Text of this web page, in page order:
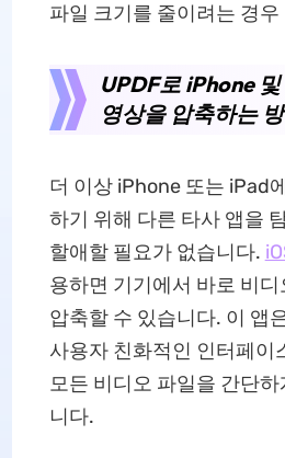
파일 크기를 줄이려는 경
UPDF로 iPhone
영상을 압축하는
더 이상 iPhone 또는 iPad
하기 위해 다른 타사 앱을
할애할 필요가 없습니다.
용하면 기기에서 바로 비
압축할 수 있습니다. 이 앱
사용자 친화적인 인터페이
모든 비디오 파일을 간단
니다.